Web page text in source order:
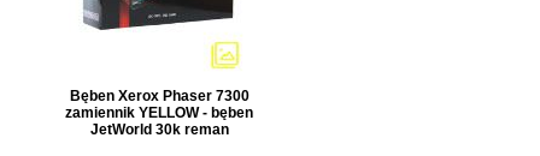
Bęben Xerox Phaser 7300
zamiennik YELLOW - bęben
JetWorld 30k reman